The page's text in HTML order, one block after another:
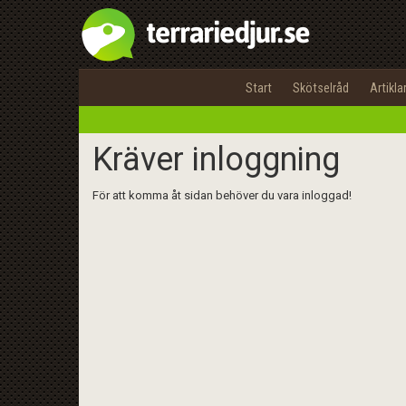
Start Skötselråd Artiklar
Kräver inloggning
För att komma åt sidan behöver du vara inloggad!